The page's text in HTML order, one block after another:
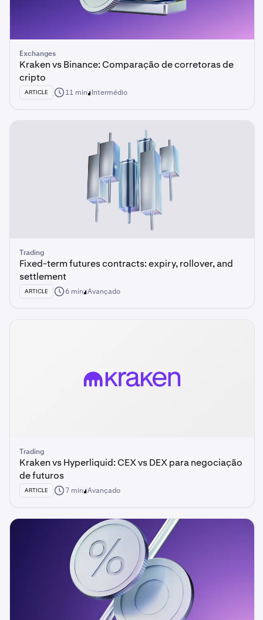
Exchanges
Kraken vs Binance: Comparação de corretoras de
cripto
ARTICLE 11 min Intermédio
Trading
Fixed-term futures contracts: expiry, rollover, and
settlement
ARTICLE 6 min Avançado
Trading
Kraken vs Hyperliquid: CEX vs DEX para negociação
de futuros
ARTICLE 7 min Avançado